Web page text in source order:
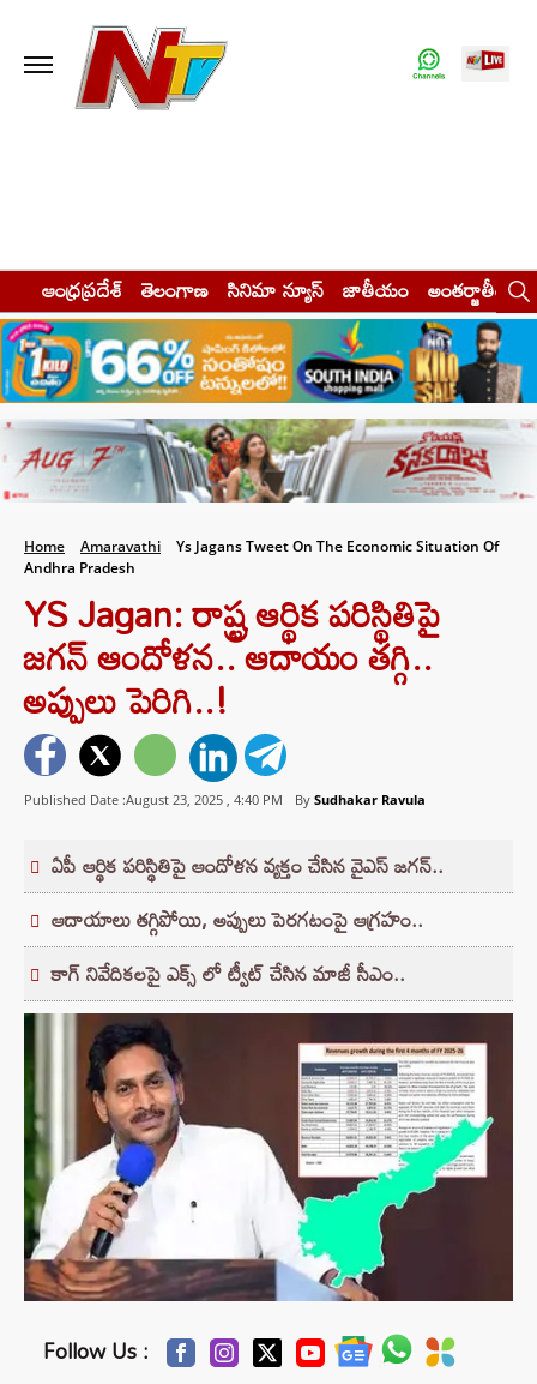
ఆంధ్రప్రదేశ్ తెలంగాణ సినిమా న్యూస్ జాతీయం అంతర్జాతీయం
Home Amaravathi
Ys Jagans Tweet On The Economic Situation Of
Andhra Pradesh
YS Jagan: రాష్ట్ర ఆర్థిక పరిస్థితిపై
జగన్‌ ఆందోళన.. ఆదాయం తగ్గి..
అప్పులు పెరిగి..!
Published Date :August 23, 2025 , 4:40 PM By Sudhakar Ravula
ఏపీ ఆర్థిక పరిస్థితిపై ఆందోళన వ్యక్తం చేసిన వైఎస్ జగన్..
ఆదాయాలు తగ్గిపోయి, అప్పులు పెరగటంపై ఆగ్రహం..
కాగ్ నివేదికలపై ఎక్స్ లో ట్వీట్ చేసిన మాజీ సీఎం..
Follow Us :